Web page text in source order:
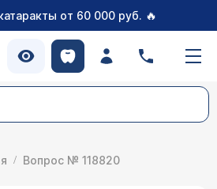
от 60 000 руб. 🔥
Вопрос № 118820